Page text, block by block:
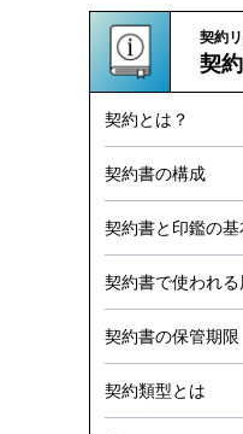
契約
契
契約とは？
契約書の構成
契約書と印鑑の
契約書で使われる
契約書の保管期限
契約類型とは